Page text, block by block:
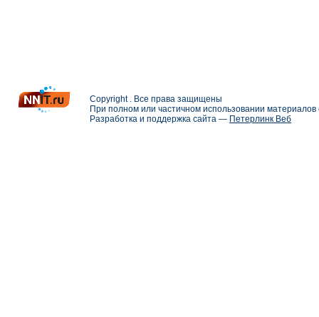
Copyright . Все права защищены
При полном или частичном использовании
Разработка и поддержка сайта — Петерлинк Веб